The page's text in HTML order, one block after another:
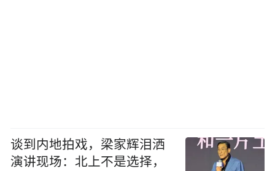
谈到内地拍戏，梁家辉泪洒
演讲现场：北上不是选择，